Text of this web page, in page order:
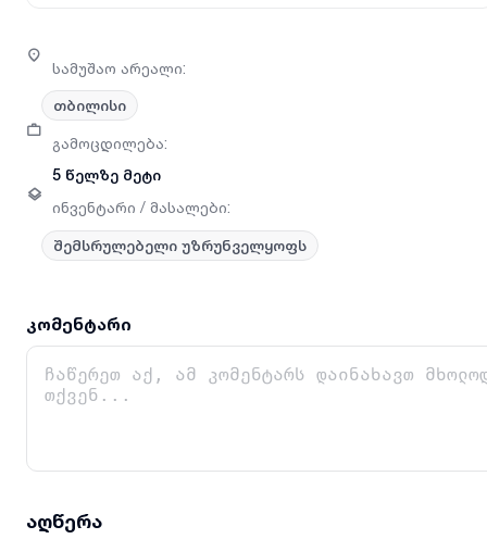
სამუშაო არეალი:
თბილისი
გამოცდილება:
5 წელზე მეტი
ინვენტარი / მასალები:
შემსრულებელი უზრუნველყოფს
კომენტარი
აღწერა